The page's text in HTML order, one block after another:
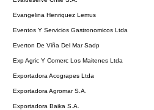
Evangelina Henriquez Lemus
Eventos Y Servicios Gastronomicos Ltda
Everton De Viña Del Mar Sadp
Exp Agric Y Comerc Los Maitenes Ltda
Exportadora Acograpes Ltda
Exportadora Agromar S.A.
Exportadora Baika S.A.